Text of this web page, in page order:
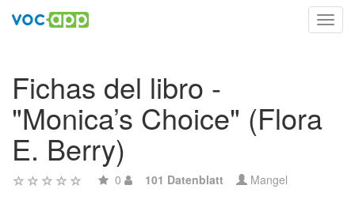
Fichas del libro -
"Monica’s Choice" (Flora
E. Berry)
0 101 Datenblatt Mangel